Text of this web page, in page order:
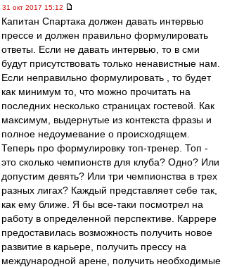
31 окт 2017 15:12
Капитан Спартака должен давать интервью
прессе и должен правильно формулировать
ответы. Если не давать интервью, то в сми
будут присутствовать только ненавистные нам.
Если неправильно формулировать , то будет
как минимум то, что можно прочитать на
последних несколько страницах гостевой. Как
максимум, выдернутые из контекста фразы и
полное недоумевание о происходящем.
Теперь про формулировку топ-тренер. Топ -
это сколько чемпионств для клуба? Одно? Или
допустим девять? Или три чемпионства в трех
разных лигах? Каждый представляет себе так,
как ему ближе. Я бы все-таки посмотрел на
работу в определенной перспективе. Каррере
предоставилась возможность получить новое
развитие в карьере, получить прессу на
международной арене, получить необходимые